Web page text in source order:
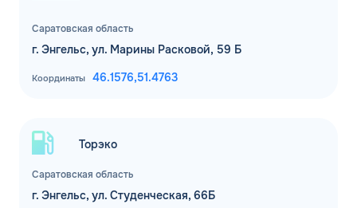
Саратовская область
г. Энгельс, ул. Марины Расковой, 59 Б
Координаты 46.1576,51.4763
Саратовская область
Торэко
г. Энгельс, ул. Студенческая, 66Б